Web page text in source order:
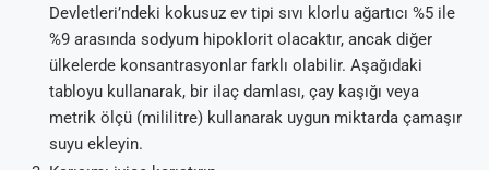
Devletleri’ndeki kokusuz ev tipi sıvı klorlu ağartıcı %5 ile
%9 arasında sodyum hipoklorit olacaktır, ancak diğer
ülkelerde konsantrasyonlar farklı olabilir. Aşağıdaki
tabloyu kullanarak, bir ilaç damlası, çay kaşığı veya
metrik ölçü (mililitre) kullanarak uygun miktarda çamaşır
suyu ekleyin.